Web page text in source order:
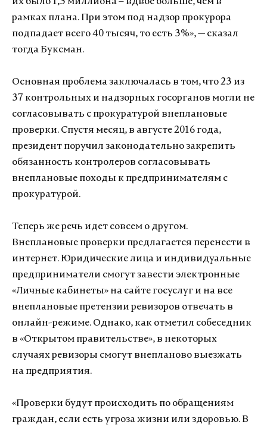
рамках плана. При этом под надзор прокурора
подпадает всего 40 тысяч, то есть 3%», — сказал
тогда Буксман.
Основная проблема заключалась в том, что 23 из
37 контрольных и надзорных госорганов могли не
согласовывать с прокуратурой внеплановые
проверки. Спустя месяц, в августе 2016 года,
президент поручил законодательно закрепить
обязанность контролеров согласовывать
внеплановые походы к предпринимателям с
прокуратурой.
Теперь же речь идет совсем о другом.
Внеплановые проверки предлагается перенести в
интернет. Юридические лица и индивидуальные
предприниматели смогут завести электронные
«Личные кабинеты» на сайте госуслуг и на все
внеплановые претензии ревизоров отвечать в
онлайн-режиме. Однако, как отметил собеседник
в «Открытом правительстве», в некоторых
случаях ревизоры смогут внепланово выезжать
на предприятия.
«Проверки будут происходить по обращениям
граждан, если есть угроза жизни или здоровью. В